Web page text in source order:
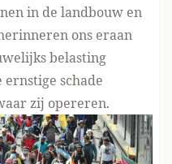
in de landbouw en
ons eraan
belasting
schade
zij opereren.